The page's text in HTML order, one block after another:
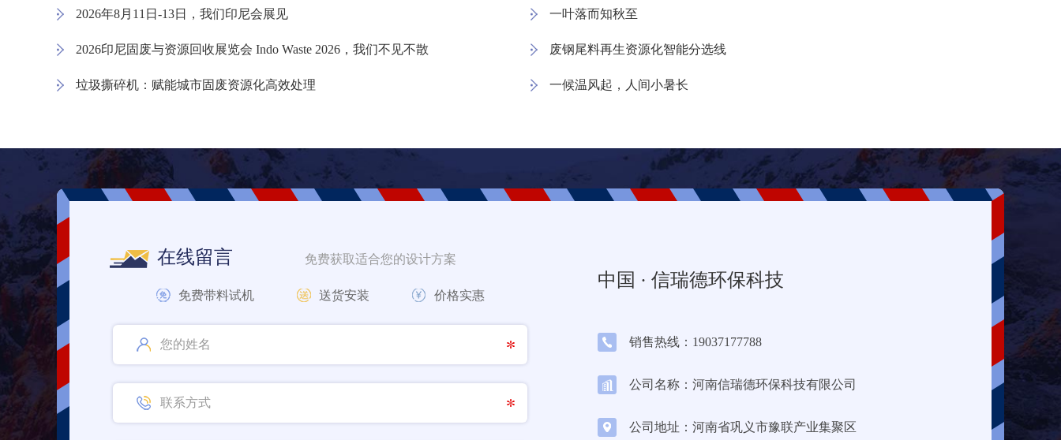
2026年8月11日-13日，我们印尼会展见 一叶落而知秋至
2026印尼固废与资源回收展览会 Indo Waste 2026，我们不见不散 废钢尾料再生资源化智能分选线
垃圾撕碎机：赋能城市固废资源化高效处理 一候温风起，人间小暑长
在线留言 免费获取适合您的设计方案
免费带料试机 送货安装 价格实惠
中国 · 信瑞德环保科技
销售热线：19037177788
公司名称：河南信瑞德环保科技有限公司
公司地址：河南省巩义市豫联产业集聚区